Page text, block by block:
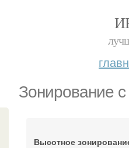
Зонирование
Высотное